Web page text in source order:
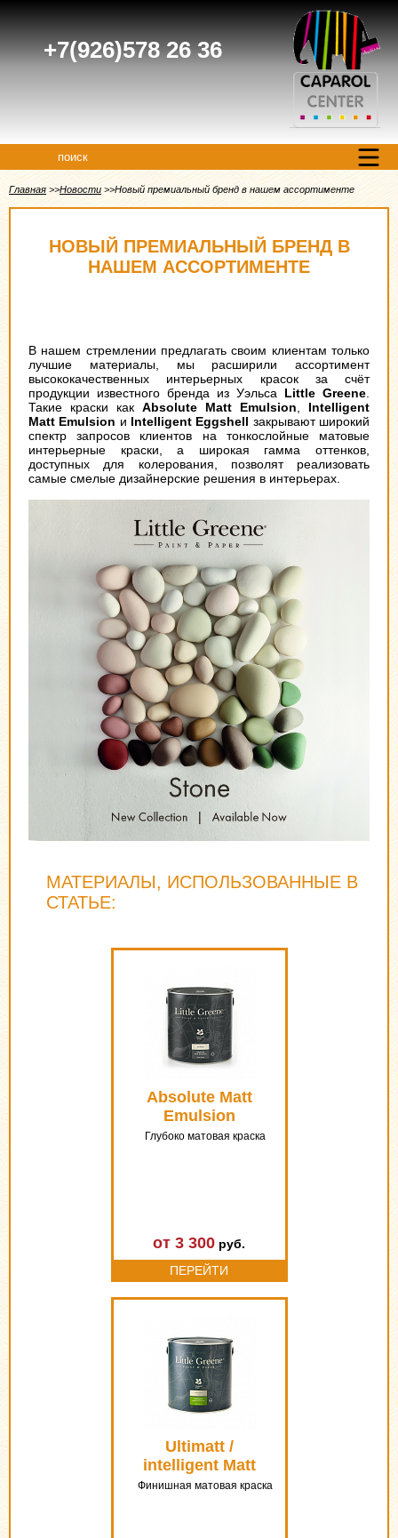
+7(926)578 26 36
поиск
Главная Новости Новый премиальный бренд в нашем ассортименте
НОВЫЙ ПРЕМИАЛЬНЫЙ БРЕНД В
НАШЕМ АССОРТИМЕНТЕ
В нашем стремлении предлагать своим клиентам только
лучшие материалы, мы расширили ассортимент
высококачественных интерьерных красок за счёт
продукции известного бренда из Уэльса Little Greene
Такие краски как Absolute Matt Emulsion
Intelligent
Matt Emulsion и Intelligent Eggshell закрывают широкий
спектр запросов клиентов на тонкослойные матовые
интерьерные краски, а широкая гамма оттенков,
доступных для колерования, позволят реализовать
самые смелые дизайнерские решения в интерьерах.
МАТЕРИАЛЫ, ИСПОЛЬЗОВАННЫЕ В
СТАТЬЕ:
Absolute Matt
Emulsion
Глубоко матовая краска
от 3 300 руб.
ПЕРЕЙТИ
Ultimatt /
intelligent Matt
Emulsion
Финишная матовая краска